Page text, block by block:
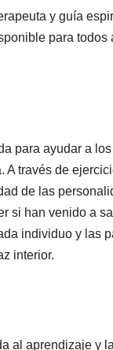
y guía
para todos
para ayudar a
A través de
de las
si han venido a
individuo y las
interior.
al aprendizaje y